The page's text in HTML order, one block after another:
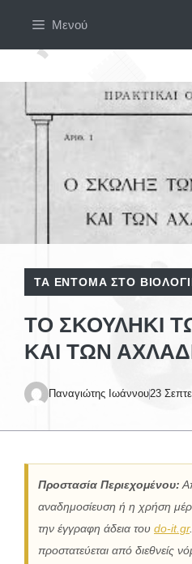
περιεχόμενο
Μενού
ΤΑ ΈΝΤΟΜΑ ΣΤΟ
ΤΟ ΣΚΟΥΛΉΚΙ
ΚΑΙ ΤΩΝ
Παναγιώτης Ιωάννου23
Προστασία Περιεχομένου:
αναδημοσίευση ή η χρήση
την έγγραφη άδεια του do-it.gr
προστατεύεται από διεθνείς